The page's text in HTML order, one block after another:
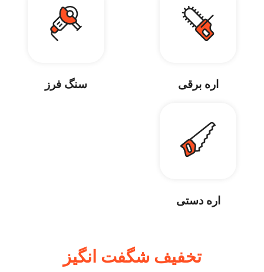
اره برقی سنگ فرز
اره دستی
تخفیف شگفت انگیز